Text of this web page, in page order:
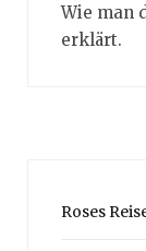
Wie man
erklärt.
Roses